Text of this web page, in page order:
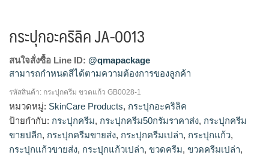
กระปุกอะคริลิค JA-0013
สนใจสั่งซื้อ Line ID: @qmapackage
สามารถกำหนดสีได้ตามความต้องการของลูกค้า
กระปุกแก้วขายส่ง, ร้านขายกระปุกแก้ว, โรงงานผลิตกระปุกครีม,
รับผลิตกระปุกครีม, จำหน่ายกระปุกครีม, ขายส่งกระปุกครีม, รับ
ผลิตขวดครีม, กระปุกครีม50กรัมราคาส่ง, กระปุกครีมขายส่ง, ขาย
กระปุกครีม, ร้านขายกระปุกครีม, กระปุกครีมขายปลีก
รหัสสินค้า: กระปุกครีม ขวดแก้ว GB0028-1
หมวดหมู่: SkinCare Products, กระปุกอะคริลิค
ป้ายกำกับ: กระปุกครีม, กระปุกครีม50กรัมราคาส่ง, กระปุกครีม
ขายปลีก, กระปุกครีมขายส่ง, กระปุกครีมเปล่า, กระปุกแก้ว,
กระปุกแก้วขายส่ง, กระปุกแก้วเปล่า, ขวดครีม, ขวดครีมเปล่า,